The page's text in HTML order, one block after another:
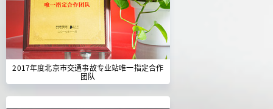
2017年度北京市交通事故专业站唯一指定合作
团队